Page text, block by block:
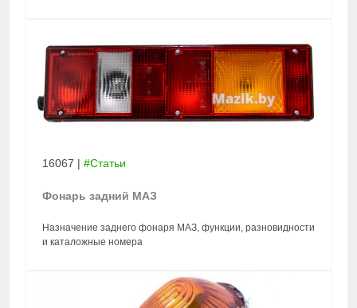
16067 | #Статьи
Фонарь задний МАЗ
Назначение заднего фонаря МАЗ, функции, разновидности
и каталожные номера